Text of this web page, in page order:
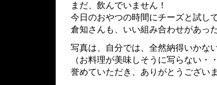
まだ、飲んでいません！
今日のおやつの時間にチーズと試し
倉知さんも、いい組み合わせがあっ
写真は、自分では、全然納得いかな
（お料理が美味しそうに写らない・
誉めていただき、ありがとうござい